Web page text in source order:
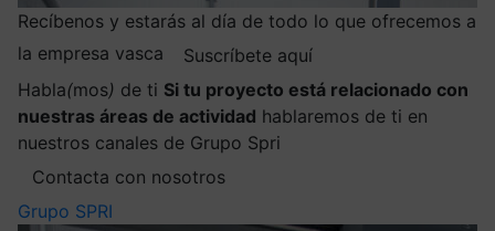
Recíbenos y estarás al día de todo lo que ofrecemos a
la empresa vasca
Suscríbete aquí
Habla(mos) de ti Si tu proyecto está relacionado con
nuestras áreas de actividad hablaremos de ti en
nuestros canales de Grupo Spri
Contacta con nosotros
Grupo SPRI